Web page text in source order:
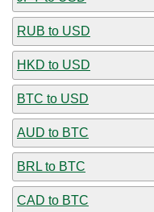
RUB to USD
HKD to USD
BTC to USD
AUD to BTC
BRL to BTC
CAD to BTC